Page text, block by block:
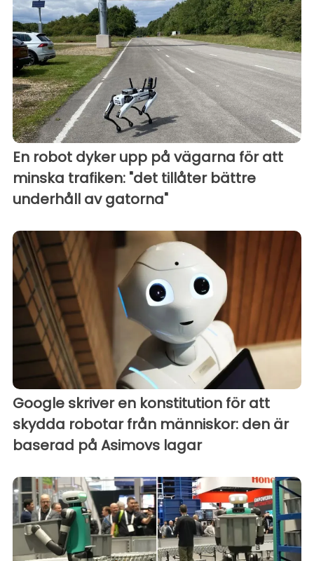
En robot dyker upp på vägarna för att
minska trafiken: "det tillåter bättre
underhåll av gatorna"
Google skriver en konstitution för att
skydda robotar från människor: den är
baserad på Asimovs lagar